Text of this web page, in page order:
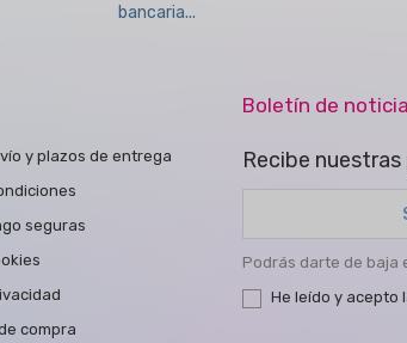
bancaria...
y plazos de entrega
seguras
compra
Boletín de
Recibe
Podrás darte de baja
He leído y acepto